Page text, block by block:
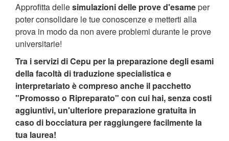
Approfitta dellesimulazioni delle prove d'esameper
poter consolidare le tue conoscenze e metterti alla
prova in modo da non avere problemi durante le prove
universitarie!
Tra i servizi di Cepu per la preparazione degli esami
della facoltà di traduzione specialistica e
interpretariato è compreso anche il pacchetto
"Promosso o Ripreparato" con cui hai, senza costi
aggiuntivi, un'ulteriore preparazione gratuita in
caso di bocciatura per raggiungere facilmente la
tua laurea!